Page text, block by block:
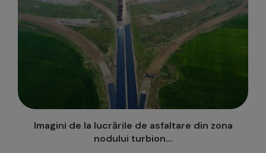
Vezi cum avansează lucrările pe șantierul podului
peste Prut de...